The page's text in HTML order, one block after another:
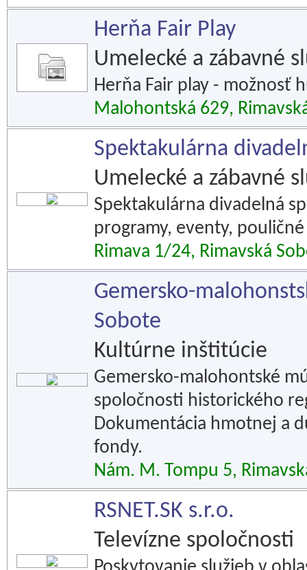
Herňa Fair Play
Umelecké a zábavné
Herňa Fair play - možnosť
Malohontská 629,
Spektakulárna
Umelecké a zábavné
Spektakulárna divadelná
programy, eventy,
Rimava 1/24, Rimavská
Gemersko-
Sobote
Kultúrne inštitúcie
Gemersko-malohontské
spoločnosti historického
Dokumentácia hmotnej a
fondy.
Nám. M. Tompu 5,
RSNET.SK s.r.o.
Televízne spoločnosti